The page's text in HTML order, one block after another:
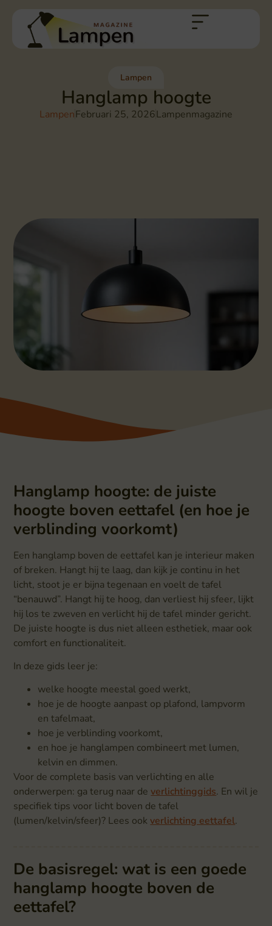
Lampen
Hanglamp hoogte
LampenFebruari 25, 2026Lampenmagazine
Hanglamp hoogte: de juiste
hoogte boven eettafel (en hoe je
verblinding voorkomt)
Een hanglamp boven de eettafel kan je interieur maken
of breken. Hangt hij te laag, dan kijk je continu in het
licht, stoot je er bijna tegenaan en voelt de tafel
“benauwd”. Hangt hij te hoog, dan verliest hij sfeer, lijkt
hij los te zweven en verlicht hij de tafel minder gericht.
De juiste hoogte is dus niet alleen esthetiek, maar ook
comfort en functionaliteit.
In deze gids leer je:
welke hoogte meestal goed werkt,
hoe je de hoogte aanpast op plafond, lampvorm
en tafelmaat,
hoe je verblinding voorkomt,
en hoe je hanglampen combineert met lumen,
kelvin en dimmen.
Voor de complete basis van verlichting en alle
onderwerpen: ga terug naar deverlichtinggids. En wil je
specifiek tips voor licht boven de tafel
(lumen/kelvin/sfeer)? Lees ookverlichting eettafel.
De basisregel: wat is een goede
hanglamp hoogte boven de
eettafel?